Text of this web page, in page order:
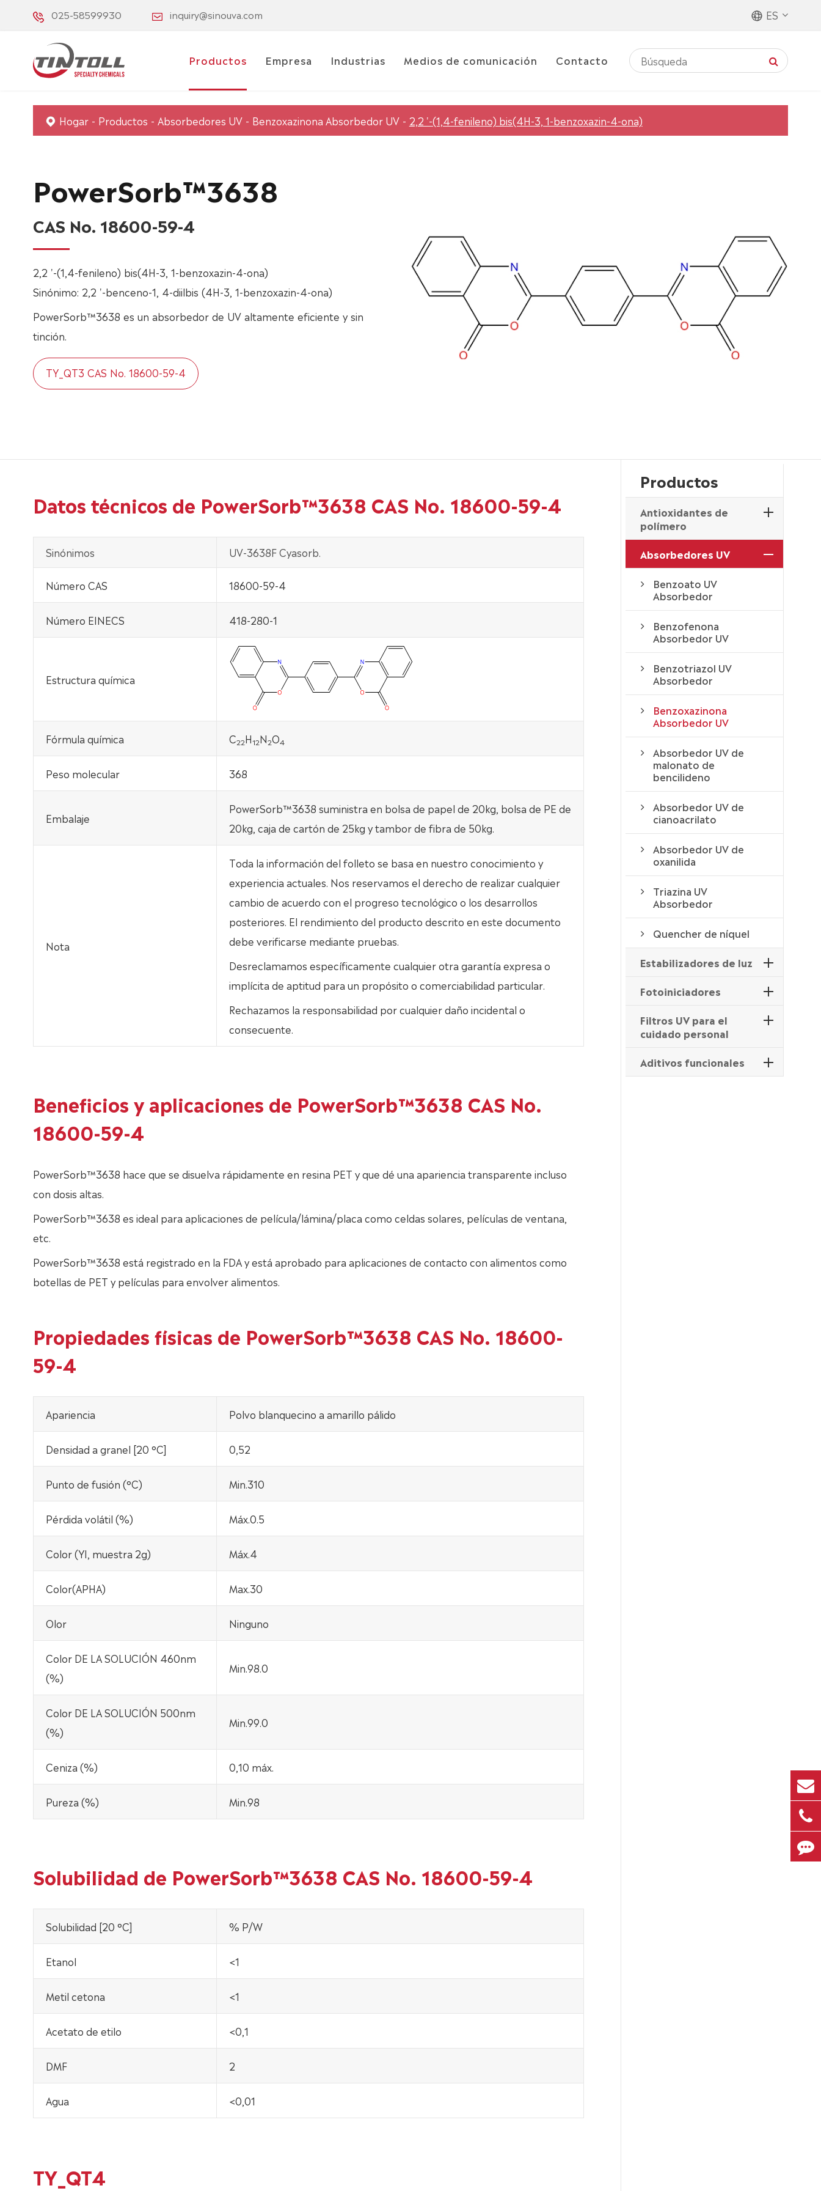
025-58599930 inquiry@sinouva.com ES
Productos Empresa Industrias Medios de comunicación Contacto
Hogar Productos Absorbedores UV Benzoxazinona Absorbedor UV 2,2 '-(1,4-fenileno) bis(4H-3, 1-benzoxazin-4-ona)
PowerSorb™3638
CAS No. 18600-59-4
2,2 '-(1,4-fenileno) bis(4H-3, 1-benzoxazin-4-ona)
Sinónimo: 2,2 '-benceno-1, 4-diilbis (4H-3, 1-benzoxazin-4-ona)
PowerSorb™3638 es un absorbedor de UV altamente eficiente y sin
tinción.
TY_QT3 CAS No. 18600-59-4
Datos técnicos de PowerSorb™3638 CAS No. 18600-59-4
Sinónimos UV-3638F Cyasorb.
Número CAS 18600-59-4
Número EINECS 418-280-1
Estructura química
Fórmula química C22H12N2O4
Peso molecular 368
Embalaje
PowerSorb™3638 suministra en bolsa de papel de 20kg, bolsa de PE de
20kg, caja de cartón de 25kg y tambor de fibra de 50kg.
Nota
Toda la información del folleto se basa en nuestro conocimiento y
experiencia actuales. Nos reservamos el derecho de realizar cualquier
cambio de acuerdo con el progreso tecnológico o los desarrollos
posteriores. El rendimiento del producto descrito en este documento
debe verificarse mediante pruebas.
Desreclamamos específicamente cualquier otra garantía expresa o
implícita de aptitud para un propósito o comerciabilidad particular.
Rechazamos la responsabilidad por cualquier daño incidental o
consecuente.
Beneficios y aplicaciones de PowerSorb™3638 CAS No.
18600-59-4
PowerSorb™3638 hace que se disuelva rápidamente en resina PET y que dé una apariencia transparente incluso
con dosis altas.
PowerSorb™3638 es ideal para aplicaciones de película/lámina/placa como celdas solares, películas de ventana,
etc.
PowerSorb™3638 está registrado en la FDA y está aprobado para aplicaciones de contacto con alimentos como
botellas de PET y películas para envolver alimentos.
Propiedades físicas de PowerSorb™3638 CAS No. 18600-
59-4
Apariencia Polvo blanquecino a amarillo pálido
Densidad a granel [20 °C] 0,52
Punto de fusión (°C) Min.310
Pérdida volátil (%) Máx.0.5
Color (YI, muestra 2g) Máx.4
Color(APHA) Max.30
Olor Ninguno
Color DE LA SOLUCIÓN 460nm
(%)
Min.98.0
Color DE LA SOLUCIÓN 500nm
(%)
Min.99.0
Ceniza (%) 0,10 máx.
Pureza (%) Min.98
Solubilidad de PowerSorb™3638 CAS No. 18600-59-4
Solubilidad [20 °C] % P/W
Etanol <1
Metil cetona <1
Acetato de etilo <0,1
DMF 2
Agua <0,01
TY_QT4
Productos
Antioxidantes de
polímero
Absorbedores UV
Benzoato UV
Absorbedor
Benzofenona
Absorbedor UV
Benzotriazol UV
Absorbedor
Benzoxazinona
Absorbedor UV
Absorbedor UV de
malonato de
bencilideno
Absorbedor UV de
cianoacrilato
Absorbedor UV de
oxanilida
Triazina UV
Absorbedor
Quencher de níquel
Estabilizadores de luz
Fotoiniciadores
Filtros UV para el
cuidado personal
Aditivos funcionales